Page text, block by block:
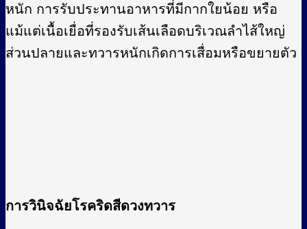
หนัก การรับประทานอาหารที่มีกากใยน้อย หรือ
แม้แต่เนื้อเยื่อที่รองรับเส้นเลือดบริเวณลำไส้ใหญ่
ส่วนปลายและทวารหนักเกิดการเสื่อมหรือขยายตัว
การวินิจฉัยโรคริดสีดวงทวาร